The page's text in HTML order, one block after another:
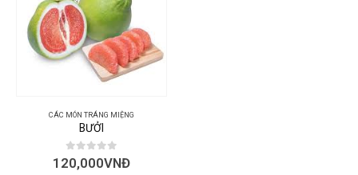
CÁC MÓN TRÁNG MIỆNG
BƯỞI
0out of 5
120,000VNĐ